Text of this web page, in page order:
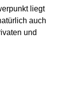
liegt
auch
und